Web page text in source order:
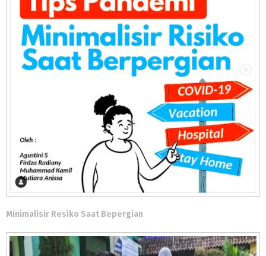
Minimalisir Resiko Saat Bepergian